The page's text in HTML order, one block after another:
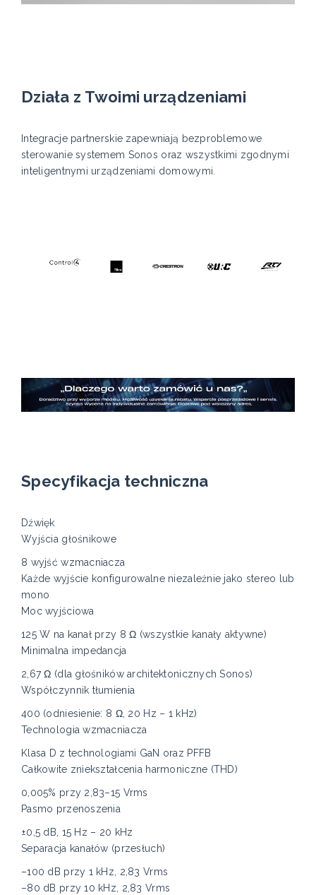
Działa z Twoimi urządzeniami
Integracje partnerskie zapewniają bezproblemowe
sterowanie systemem Sonos oraz wszystkimi zgodnymi
inteligentnymi urządzeniami domowymi.
Specyfikacja techniczna
Dźwięk
Wyjścia głośnikowe
8 wyjść wzmacniacza
Każde wyjście konfigurowalne niezależnie jako stereo lub
mono
Moc wyjściowa
125 W na kanał przy 8 Ω (wszystkie kanały aktywne)
Minimalna impedancja
2,67 Ω (dla głośników architektonicznych Sonos)
Współczynnik tłumienia
400 (odniesienie: 8 Ω, 20 Hz – 1 kHz)
Technologia wzmacniacza
Klasa D z technologiami GaN oraz PFFB
Całkowite zniekształcenia harmoniczne (THD)
0,005% przy 2,83–15 Vrms
Pasmo przenoszenia
±0,5 dB, 15 Hz – 20 kHz
Separacja kanałów (przesłuch)
–100 dB przy 1 kHz, 2,83 Vrms
–80 dB przy 10 kHz, 2,83 Vrms